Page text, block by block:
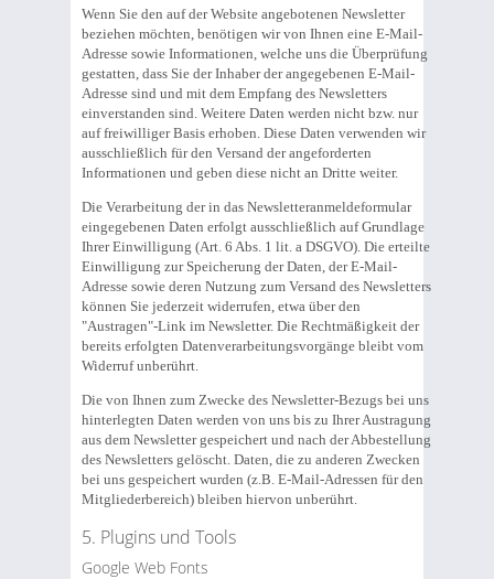
Wenn Sie den auf der Website angebotenen Newsletter
beziehen möchten, benötigen wir von Ihnen eine E-Mail-
Adresse sowie Informationen, welche uns die Überprüfung
gestatten, dass Sie der Inhaber der angegebenen E-Mail-
Adresse sind und mit dem Empfang des Newsletters
einverstanden sind. Weitere Daten werden nicht bzw. nur
auf freiwilliger Basis erhoben. Diese Daten verwenden wir
ausschließlich für den Versand der angeforderten
Informationen und geben diese nicht an Dritte weiter.
Die Verarbeitung der in das Newsletteranmeldeformular
eingegebenen Daten erfolgt ausschließlich auf Grundlage
Ihrer Einwilligung (Art. 6 Abs. 1 lit. a DSGVO). Die erteilte
Einwilligung zur Speicherung der Daten, der E-Mail-
Adresse sowie deren Nutzung zum Versand des Newsletters
können Sie jederzeit widerrufen, etwa über den
"Austragen"-Link im Newsletter. Die Rechtmäßigkeit der
bereits erfolgten Datenverarbeitungsvorgänge bleibt vom
Widerruf unberührt.
Die von Ihnen zum Zwecke des Newsletter-Bezugs bei uns
hinterlegten Daten werden von uns bis zu Ihrer Austragung
aus dem Newsletter gespeichert und nach der Abbestellung
des Newsletters gelöscht. Daten, die zu anderen Zwecken
bei uns gespeichert wurden (z.B. E-Mail-Adressen für den
Mitgliederbereich) bleiben hiervon unberührt.
5. Plugins und Tools
Google Web Fonts